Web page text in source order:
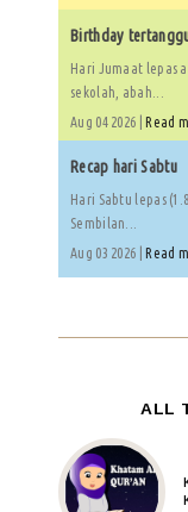
Birthday
Hari Jumaat lepas
sekolah, abah...
Aug 04 2026 |Read
Recap hari Sabtu
Hari Sabtu lepas
Sembilan...
Aug 03 2026 |Read
ALL